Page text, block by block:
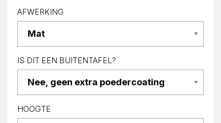
AFWERKING
IS DIT EEN BUITENTAFEL?
HOOGTE